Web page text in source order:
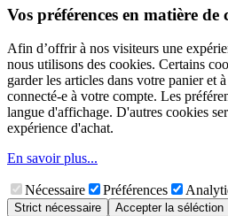
Vos préférences en matière de
Afin d’offrir à nos visiteurs une
nous utilisons des cookies. Certains
garder les articles dans votre panier et
connecté-e à votre compte. Les
langue d'affichage. D'autres cookies
expérience d'achat.
En savoir plus...
Nécessaire Préférences
Strict nécessaire Accepter la séléction